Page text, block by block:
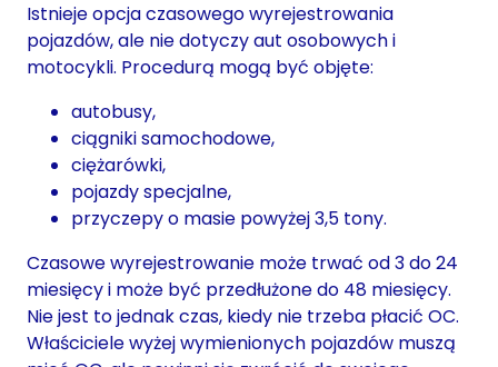
Istnieje opcja czasowego wyrejestrowania
pojazdów, ale nie dotyczy aut osobowych i
motocykli. Procedurą mogą być objęte:
autobusy,
ciągniki samochodowe,
ciężarówki,
pojazdy specjalne,
przyczepy o masie powyżej 3,5 tony.
Czasowe wyrejestrowanie może trwać od 3 do 24
miesięcy i może być przedłużone do 48 miesięcy.
Nie jest to jednak czas, kiedy nie trzeba płacić OC.
Właściciele wyżej wymienionych pojazdów muszą